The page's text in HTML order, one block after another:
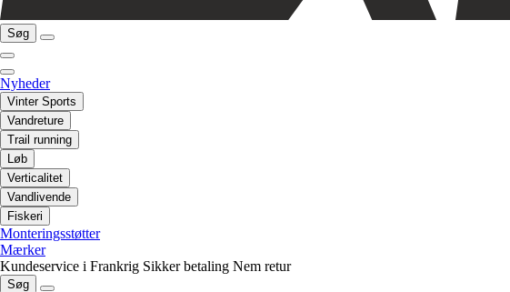
Søg
Nyheder
Vinter Sports
Vandreture
Trail running
Løb
Verticalitet
Vandlivende
Fiskeri
Monteringsstøtter
Mærker
Kundeservice i Frankrig Sikker betaling Nem retur
Søg